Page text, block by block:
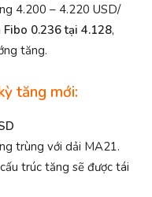
4.200 – 4.220 USD/
Fibo 0.236 tại 4.128,
tăng.
tăng mới:
trùng với dải MA21.
trúc tăng sẽ được tái